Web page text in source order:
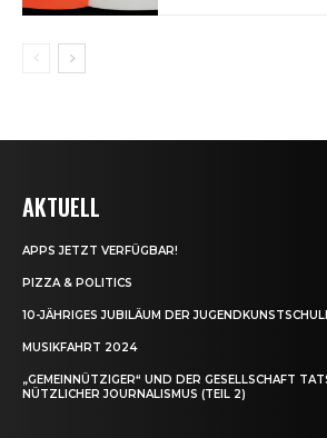
AKTUELL
APPS JETZT VERFÜGBAR!
PIZZA & POLITICS
10-JÄHRIGES JUBILÄUM DER
MUSIKFAHRT 2024
„GEMEINNÜTZIGER“ UND DER GESELLSCHAFT
NÜTZLICHER JOURNALISMUS (TEIL 2)